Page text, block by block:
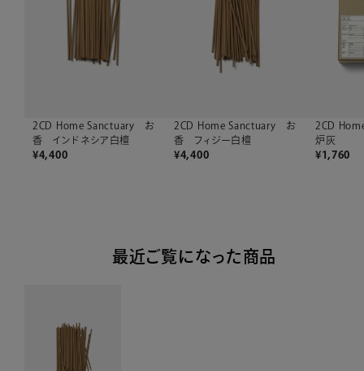
2CD Home Sanctuary お
香 インドネシア白檀
¥4,400
2CD Home Sanctuary お
香 フィジー白檀
¥4,400
2CD
炉灰
¥1,760
最近ご覧になった商品